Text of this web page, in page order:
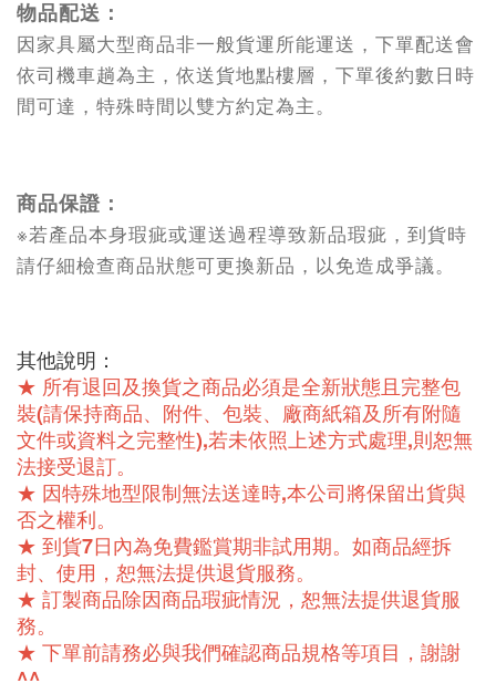
物品配送：
因家具屬大型商品非一般貨運所能運送，下單配送會
依司機車趟為主，依送貨地點樓層，下單後約數日時
間可達，特殊時間以雙方約定為主。
商品保證：
※若產品本身瑕疵或運送過程導致新品瑕疵，到貨時
請仔細檢查商品狀態可更換新品，以免造成爭議。
其他說明：
★ 所有退回及換貨之商品必須是全新狀態且完整包
裝(請保持商品、附件、包裝、廠商紙箱及所有附隨
文件或資料之完整性),若未依照上述方式處理,則恕無
法接受退訂。
★ 因特殊地型限制無法送達時,本公司將保留出貨與
否之權利。
★ 到貨7日內為免費鑑賞期非試用期。如商品經拆
封、使用，恕無法提供退貨服務。
★ 訂製商品除因商品瑕疵情況，恕無法提供退貨服
務。
★ 下單前請務必與我們確認商品規格等項目，謝謝
^^